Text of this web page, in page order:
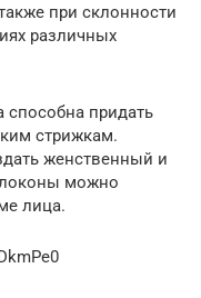
при склонности
различных
способна придать
стрижкам.
женственный и
можно
лица.